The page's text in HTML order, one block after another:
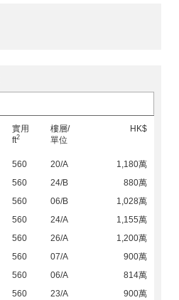
實用
ft2
樓層/
單位
HK$
560 20/A
1,180萬
560 24/B
880萬
560 06/B
1,028萬
560 24/A
1,155萬
560 26/A
1,200萬
560 07/A
900萬
560 06/A
814萬
560 23/A
900萬